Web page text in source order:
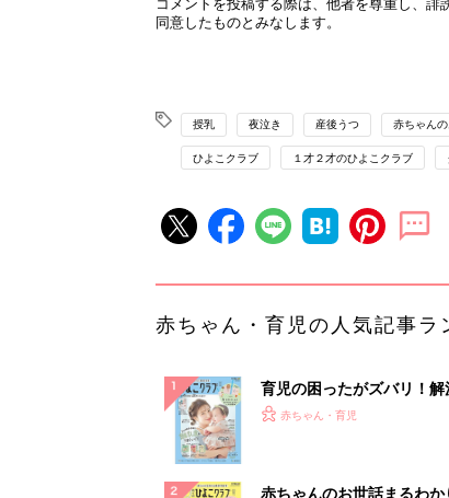
授乳 夜泣き 産後うつ 赤ちゃん
ひよこクラブ １才２才のひよこクラブ
赤ちゃん・育児の人気記事ラ
育児の困ったがズバリ！
『ひよこクラブ 夏号』 4
赤ちゃん・育児
赤ちゃんのお世話まるわか